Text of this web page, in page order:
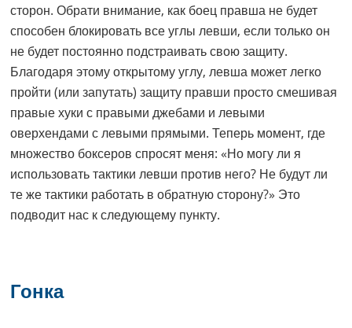
сторон. Обрати внимание, как боец правша не будет
способен блокировать все углы левши, если только он
не будет постоянно подстраивать свою защиту.
Благодаря этому открытому углу, левша может легко
пройти (или запутать) защиту правши просто смешивая
правые хуки с правыми джебами и левыми
оверхендами с левыми прямыми. Теперь момент, где
множество боксеров спросят меня: «Но могу ли я
использовать тактики левши против него? Не будут ли
те же тактики работать в обратную сторону?» Это
подводит нас к следующему пункту.
Гонка